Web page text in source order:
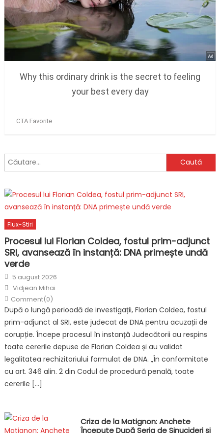
Caută
după:
Flux-Stiri
Procesul lui Florian Coldea, fostul prim-adjunct
SRI, avansează în instanță: DNA primește undă
verde
Posted
on
5 august 2026
Author
Vidjean Mihai
Comment(0)
După o lungă perioadă de investigații, Florian Coldea, fostul
prim-adjunct al SRI, este judecat de DNA pentru acuzații de
corupție. Începe procesul în instanță Judecătorii au respins
toate cererile depuse de Florian Coldea și au validat
legalitatea rechizitoriului formulat de DNA. „În conformitate
cu art. 346 alin. 2 din Codul de procedură penală, toate
cererile […]
Criza de la Matignon: Anchete
Începute După Seria de Sinucideri și